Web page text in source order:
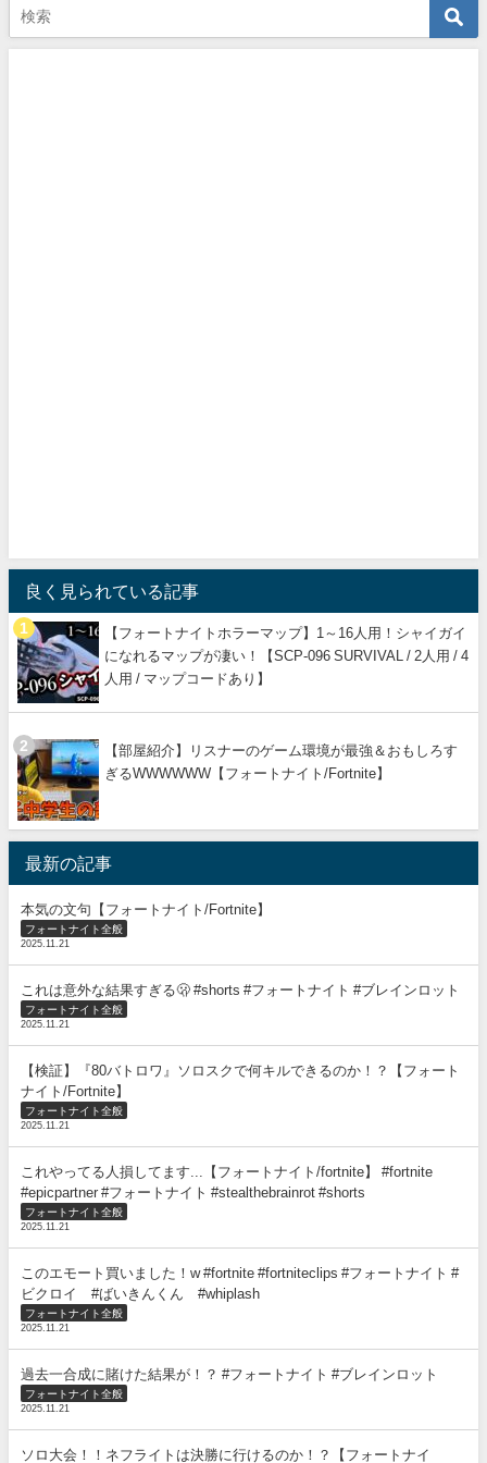
良く見られている記事
【フォートナイトホラーマップ】1～16人用！シャイガイ
になれるマップが凄い！【SCP-096 SURVIVAL / 2人用 / 4
人用 / マップコードあり】
【部屋紹介】リスナーのゲーム環境が最強＆おもしろす
ぎるWWWWWW【フォートナイト/Fortnite】
最新の記事
本気の文句【フォートナイト/Fortnite】
フォートナイト全般
2025.11.21
これは意外な結果すぎる🫢 #shorts #フォートナイト #ブレインロット
フォートナイト全般
2025.11.21
【検証】『80バトロワ』ソロスクで何キルできるのか！？【フォート
ナイト/Fortnite】
フォートナイト全般
2025.11.21
これやってる人損してます...【フォートナイト/fortnite】 #fortnite
#epicpartner #フォートナイト #stealthebrainrot #shorts
フォートナイト全般
2025.11.21
このエモート買いました！w #fortnite #fortniteclips #フォートナイト #
ビクロイ #ばいきんくん #whiplash
フォートナイト全般
2025.11.21
過去一合成に賭けた結果が！？ #フォートナイト #ブレインロット
フォートナイト全般
2025.11.21
ソロ大会！！ネフライトは決勝に行けるのか！？【フォートナイ